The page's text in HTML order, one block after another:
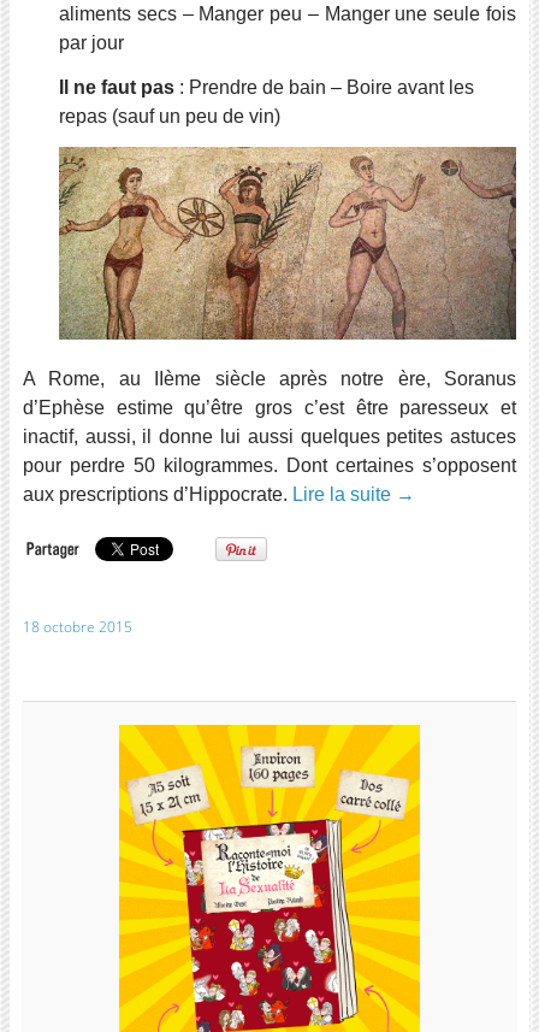
aliments secs – Manger peu – Manger une seule fois
par jour
Il ne faut pas : Prendre de bain – Boire avant les
repas (sauf un peu de vin)
A Rome, au IIème siècle après notre ère, Soranus
d’Ephèse estime qu’être gros c’est être paresseux et
inactif, aussi, il donne lui aussi quelques petites astuces
pour perdre 50 kilogrammes. Dont certaines s’opposent
aux prescriptions d’Hippocrate. Lire la suite →
18 octobre 2015